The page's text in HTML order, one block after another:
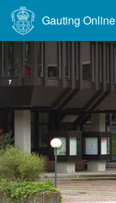
Gauting Online